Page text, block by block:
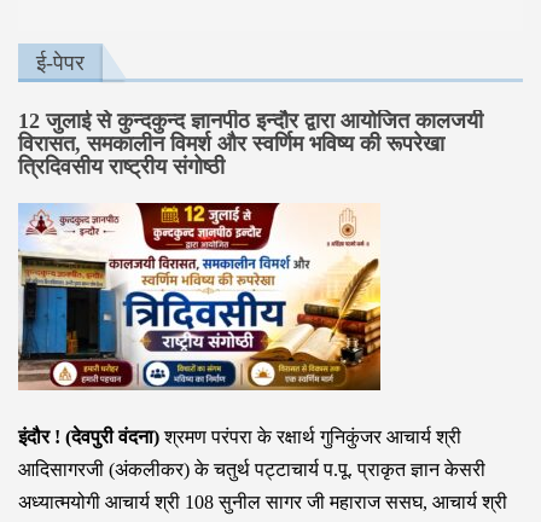
ई-पेपर
12 जुलाई से कुन्दकुन्द ज्ञानपीठ इन्दौर द्वारा आयोजित कालजयी
विरासत, समकालीन विमर्श और स्वर्णिम भविष्य की रूपरेखा
त्रिदिवसीय राष्ट्रीय संगोष्ठी
इंदौर ! (देवपुरी वंदना)श्रमण परंपरा के रक्षार्थ गुनिकुंजर आचार्य श्री
आदिसागरजी (अंकलीकर) के चतुर्थ पट्टाचार्य प.पू. प्राकृत ज्ञान केसरी
अध्यात्मयोगी आचार्य श्री 108 सुनील सागर जी महाराज ससघ, आचार्य श्री